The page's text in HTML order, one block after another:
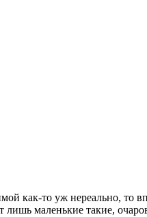
как-то уж нереально, то
маленькие такие,